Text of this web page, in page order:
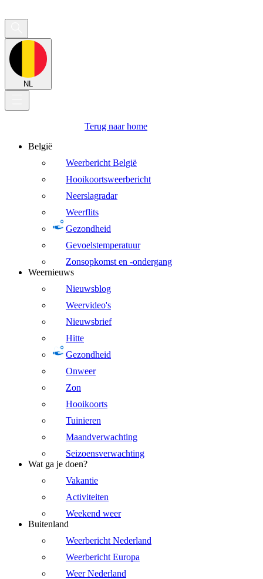
NL
Terug naar home
België
Weerbericht België
Hooikoortsweerbericht
Neerslagradar
Weerflits
Gezondheid
Gevoelstemperatuur
Zonsopkomst en -ondergang
Weernieuws
Nieuwsblog
Weervideo's
Nieuwsbrief
Hitte
Gezondheid
Onweer
Zon
Hooikoorts
Tuinieren
Maandverwachting
Seizoensverwachting
Wat ga je doen?
Vakantie
Activiteiten
Weekend weer
Buitenland
Weerbericht Nederland
Weerbericht Europa
Weer Nederland